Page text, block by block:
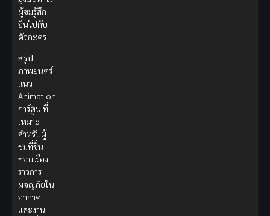
ผู้ชมรู้สึก
อินไปกับ
ตัวละคร
สรุป:
ภาพยนตร์
แนว
Animation
การ์ตูน ที่
เหมาะ
สำหรับผู้
ชมที่ชื่น
ชอบเรื่อง
ราวการ
ผจญภัยใน
อวกาศ
และงาน